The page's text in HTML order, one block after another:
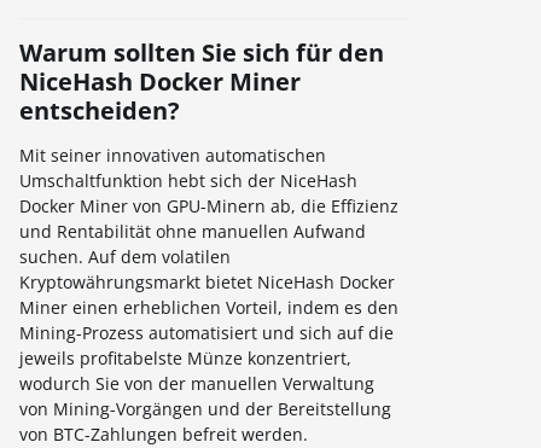
Warum sollten Sie sich für den
NiceHash Docker Miner
entscheiden?
Mit seiner innovativen automatischen
Umschaltfunktion hebt sich der NiceHash
Docker Miner von GPU-Minern ab, die Effizienz
und Rentabilität ohne manuellen Aufwand
suchen. Auf dem volatilen
Kryptowährungsmarkt bietet NiceHash Docker
Miner einen erheblichen Vorteil, indem es den
Mining-Prozess automatisiert und sich auf die
jeweils profitabelste Münze konzentriert,
wodurch Sie von der manuellen Verwaltung
von Mining-Vorgängen und der Bereitstellung
von BTC-Zahlungen befreit werden.